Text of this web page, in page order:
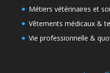
Métiers vétérinaires et
Vêtements médicaux &
Vie professionnelle &